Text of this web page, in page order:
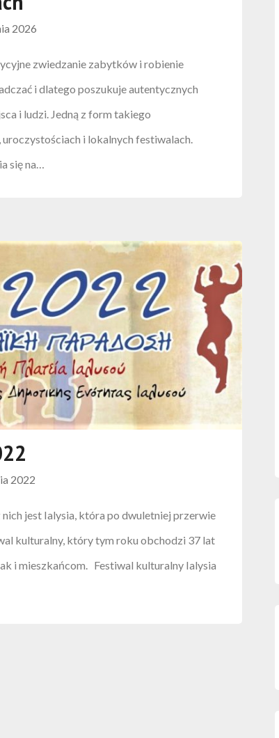
2026
zwiedzanie zabytków i robienie
i dlatego poszukuje autentycznych
i ludzi. Jedną z form takiego
i lokalnych festiwalach.
się na…
2022
jest Ialysia, która po dwuletniej przerwie
kulturalny, który tym roku obchodzi 37 lat
i mieszkańcom. Festiwal kulturalny Ialysia